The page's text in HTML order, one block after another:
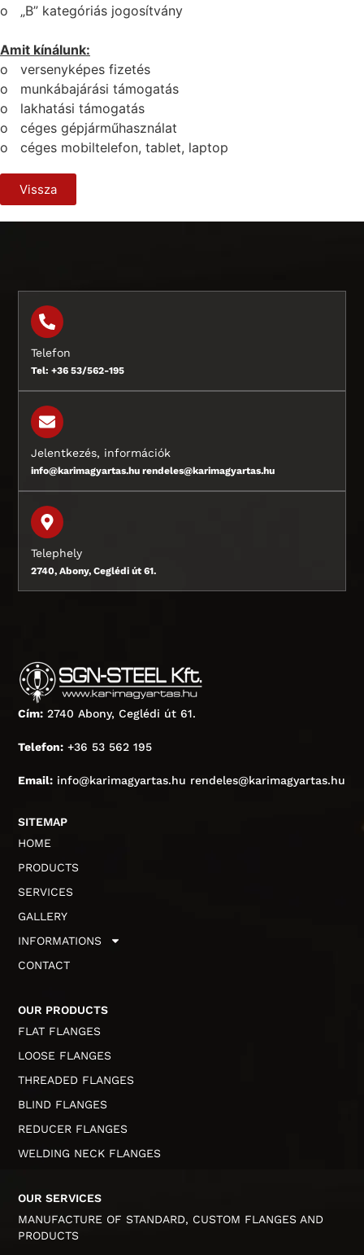
o „B” kategóriás jogosítvány
Amit kínálunk:
o versenyképes fizetés
o munkábajárási támogatás
o lakhatási támogatás
o céges gépjárműhasználat
o céges mobiltelefon, tablet, laptop
Vissza
Telefon
Tel: +36 53/562-195
Jelentkezés, információk
info@karimagyartas.hu rendeles@karimagyartas.hu
Telephely
2740, Abony, Ceglédi út 61.
Cím: 2740 Abony, Ceglédi út 61.
Telefon: +36 53 562 195
Email: info@karimagyartas.hu rendeles@karimagyartas.hu
SITEMAP
HOME
PRODUCTS
SERVICES
GALLERY
INFORMATIONS
CONTACT
OUR PRODUCTS
FLAT FLANGES
LOOSE FLANGES
THREADED FLANGES
BLIND FLANGES
REDUCER FLANGES
WELDING NECK FLANGES
OUR SERVICES
MANUFACTURE OF STANDARD, CUSTOM FLANGES AND
PRODUCTS